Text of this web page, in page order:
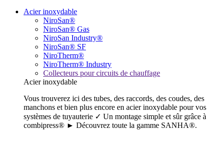
Acier inoxydable
NiroSan®
NiroSan® Gas
NiroSan Industry®
NiroSan® SF
NiroTherm®
NiroTherm® Industry
Collecteurs pour circuits de chauffage
Acier inoxydable
Vous trouverez ici des tubes, des raccords, des coudes, des
manchons et bien plus encore en acier inoxydable pour vos
systèmes de tuyauterie ✓ Un montage simple et sûr grâce à
combipress® ► Découvrez toute la gamme SANHA®.